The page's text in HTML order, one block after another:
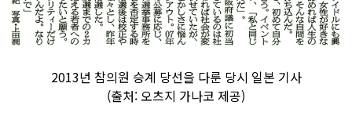
2013년 참의원 승계 당선을 다룬 당시 일본 기사
(출처: 오츠지 가나코 제공)